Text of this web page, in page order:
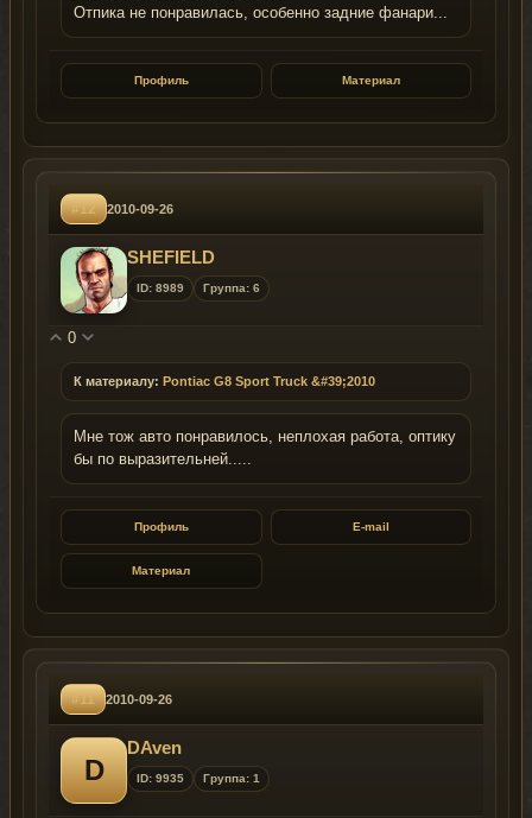
Отпика не понравилась, особенно задние фанари...
Профиль Материал
#12 2010-09-26
SHEFIELD
ID: 8989 Группа: 6
0
К материалу: Pontiac G8 Sport Truck &#39;2010
Мне тож авто понравилось, неплохая работа, оптику
бы по выразительней.....
Профиль E-mail
Материал
#11 2010-09-26
D
DAven
ID: 9935 Группа: 1